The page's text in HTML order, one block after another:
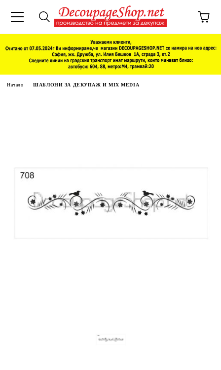
Начало ШАБЛОНИ ЗА ДЕКУПАЖ И MIX MEDIA